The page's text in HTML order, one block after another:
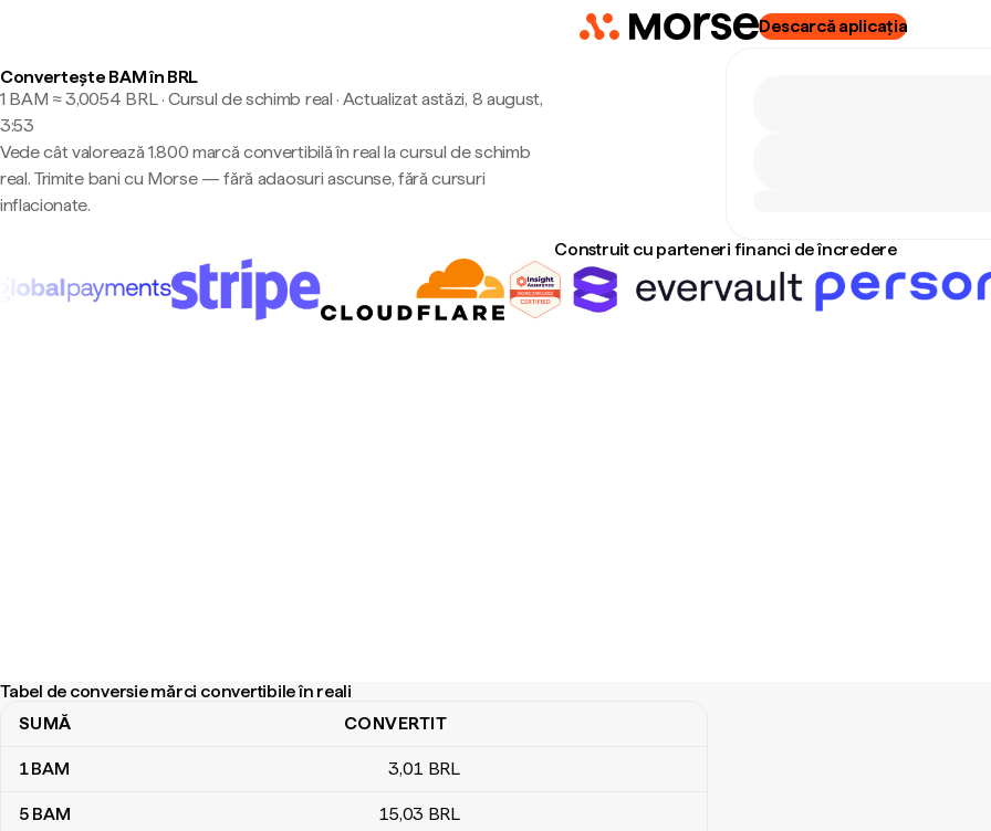
Descarcă aplicația
Convertește BAM în BRL
1 BAM ≈ 3,0054 BRL · Cursul de schimb real · Actualizat astăzi, 8 august,
3:53
Vede cât valorează 1.800 marcă convertibilă în real la cursul de schimb
real. Trimite bani cu Morse — fără adaosuri ascunse, fără cursuri
inflacionate.
Construit cu parteneri financi de încredere
Tabel de conversie mărci convertibile în reali
Tabel de conversie mărci convertibile în reali
SUMĂ CONVERTIT
1BAM 3,01 BRL
5 BAM 15,03 BRL